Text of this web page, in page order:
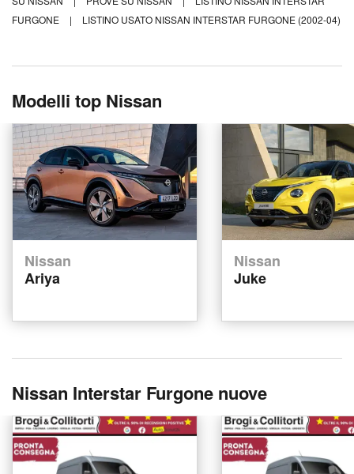
FURGONE
| LISTINO USATO NISSAN INTERSTAR FURGONE (2002-04)
Modelli top Nissan
Nissan
Ariya
Nissan
Juke
Nissan Interstar Furgone nuove